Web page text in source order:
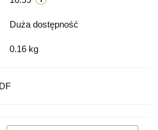
Duża dostępność
0.16 kg